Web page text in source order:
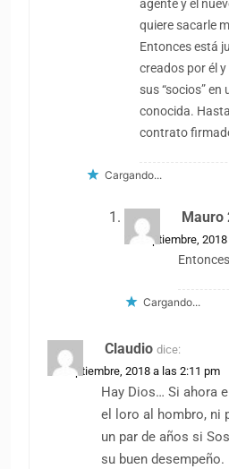
agente y el
quiere sacarle
Entonces está
creados por él
sus “socios”
conocida.
contrato
Cargando...
Mauro
19 septiembre,
Cargando...
Claudio dice:
19 septiembre, 2018 a las 2:11 pm
Hay Dios… Si ahora
el loro al hombro, ni
un par de años si
su buen desempeño.